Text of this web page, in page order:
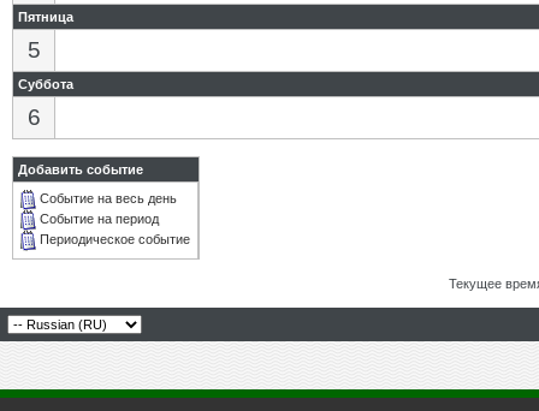
Пятница
5
Суббота
6
Добавить событие
Событие на весь день
Событие на период
Периодическое событие
Текущее